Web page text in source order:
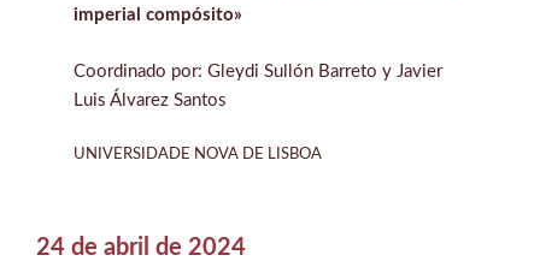
imperial compósito»
Coordinado por: Gleydi Sullón Barreto y Javier
Luis Álvarez Santos
UNIVERSIDADE NOVA DE LISBOA
24 de abril de 2024